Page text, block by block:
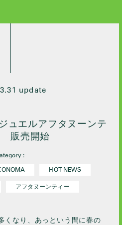
/ 9
/ 7
/ 3
/ 1
/ 10
/ 8
update
ュエルアフタヌーンテ
販売開始
:
HOT NEWS
アフタヌーンティー
くなり、あっという間に春の